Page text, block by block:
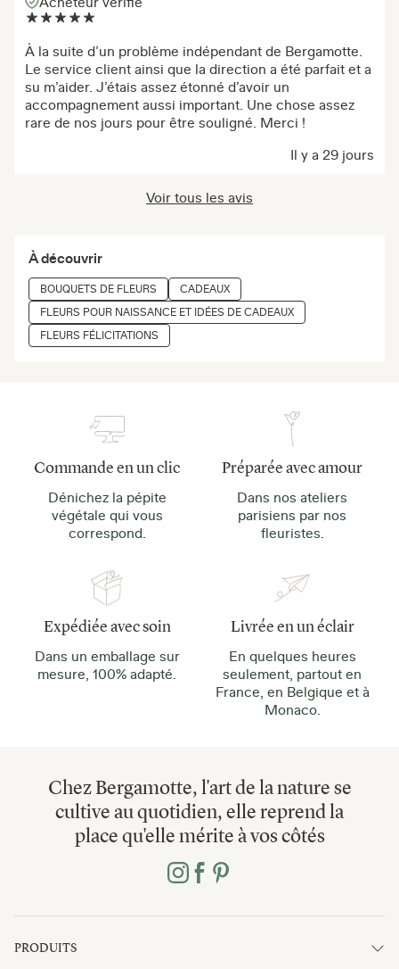
À la suite d’un problème indépendant de Bergamotte.
Le service client ainsi que la direction a été parfait et a
su m’aider. J’étais assez étonné d’avoir un
accompagnement aussi important. Une chose assez
rare de nos jours pour être souligné. Merci !
Il y a 29 jours
Voir tous les avis
À découvrir
BOUQUETS DE FLEURS CADEAUX
FLEURS POUR NAISSANCE ET IDÉES DE CADEAUX
FLEURS FÉLICITATIONS
Commande en un clic
Dénichez la pépite
végétale qui vous
correspond.
Préparée avec amour
Dans nos ateliers
parisiens par nos
fleuristes.
Expédiée avec soin
Dans un emballage sur
mesure, 100% adapté.
Livrée en un éclair
En quelques heures
seulement, partout en
France, en Belgique et à
Monaco.
Chez Bergamotte, l'art de la nature se
cultive au quotidien, elle reprend la
place qu'elle mérite à vos côtés
PRODUITS